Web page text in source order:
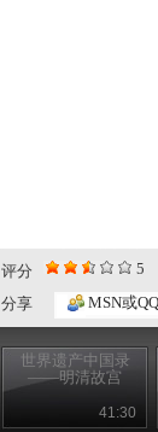
评分 5
分享
MSN或
世界遗产中国录
——明清故宫
41:30